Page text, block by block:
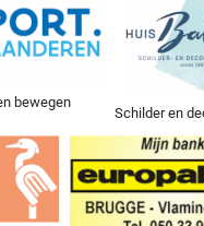
bewegen
Schilder en